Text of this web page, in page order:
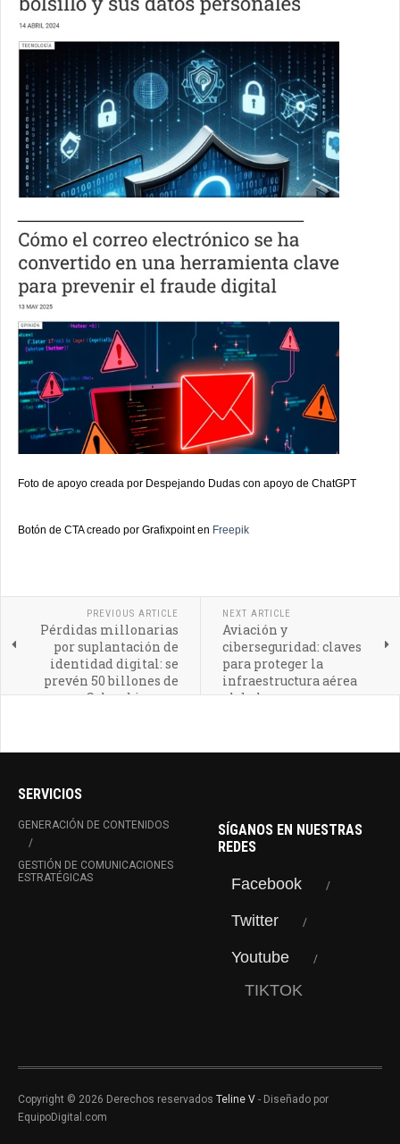
Foto de apoyo creada por Despejando Dudas con apoyo de ChatGPT
Botón de CTA creado por Grafixpoint en Freepik
PREVIOUS ARTICLE
Pérdidas millonarias
por suplantación de
identidad digital: se
prevén 50 billones de
pesos en Colombia para
NEXT ARTICLE
Aviación y
ciberseguridad: claves
para proteger la
infraestructura aérea
global
SERVICIOS
GENERACIÓN DE CONTENIDOS
GESTIÓN DE COMUNICACIONES
ESTRATÉGICAS
SÍGANOS EN NUESTRAS
REDES
Facebook
Twitter
Youtube
TIKTOK
Copyright © 2026 Derechos reservados Teline V - Diseñado por
EquipoDigital.com